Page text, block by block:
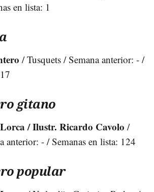
en lista: 1
/ Tusquets / Semana anterior: - /
gitano
/ Ilustr. Ricardo Cavolo /
anterior: - / Semanas en lista: 124
popular